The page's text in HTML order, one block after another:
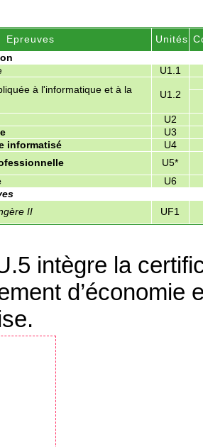
Epreuves Unités
U1.1
à l'informatique et à la
U1.2
U2
U3
informatisé
U4
U5*
U6
II
UF1
intègre la
d’économie